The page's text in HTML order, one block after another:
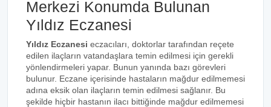
Merkezi Konumda Bulunan
Yıldız Eczanesi
Yıldız Eczanesi eczacıları, doktorlar tarafından reçete
edilen ilaçların vatandaşlara temin edilmesi için gerekli
yönlendirmeleri yapar. Bunun yanında bazı görevleri
bulunur. Eczane içerisinde hastaların mağdur edilmemesi
adına eksik olan ilaçların temin edilmesi sağlanır. Bu
şekilde hiçbir hastanın ilacı bittiğinde mağdur edilmemesi